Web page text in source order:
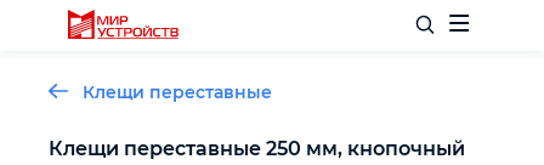
Клещи переставные
Клещи переставные 250 мм, кнопочный